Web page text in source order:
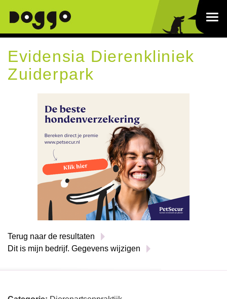
Evidensia Dierenkliniek
Zuiderpark
Terug naar de resultaten
Dit is mijn bedrijf. Gegevens wijzigen